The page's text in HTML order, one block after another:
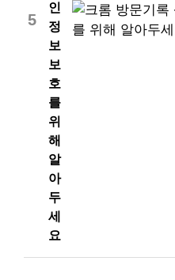
5
인
정
보
보
호
를
위
해
알
아
두
세
요